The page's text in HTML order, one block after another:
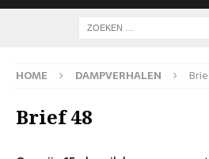
HOME DAMPVERHALEN
Brief 48